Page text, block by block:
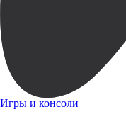
Игры и консоли